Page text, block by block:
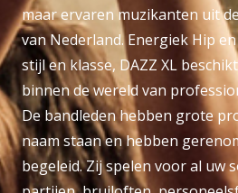
maar ervaren muzikanten uit
van Nederland. Energiek Hip
stijl en klasse, DAZZ XL
binnen de wereld van
De bandleden hebben grote
naam staan en hebben
begeleid. Zij spelen voor al uw